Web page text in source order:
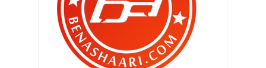
Ku tolak tawaran RM1 ribu kerana ..
Sejurus bangun tidur ..
Rahsia Minda Anak Cergas